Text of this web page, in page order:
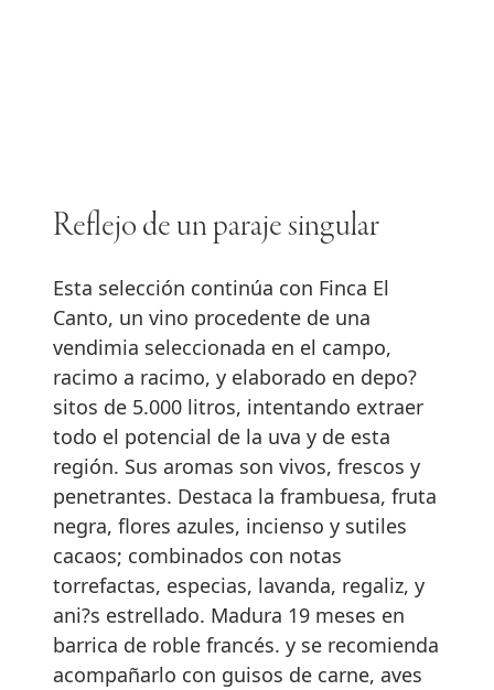
Reflejo de un paraje singular
Esta selección continúa con Finca El
Canto, un vino procedente de una
vendimia seleccionada en el campo,
racimo a racimo, y elaborado en depo?
sitos de 5.000 litros, intentando extraer
todo el potencial de la uva y de esta
región. Sus aromas son vivos, frescos y
penetrantes. Destaca la frambuesa, fruta
negra, flores azules, incienso y sutiles
cacaos; combinados con notas
torrefactas, especias, lavanda, regaliz, y
ani?s estrellado. Madura 19 meses en
barrica de roble francés. y se recomienda
acompañarlo con guisos de carne, aves